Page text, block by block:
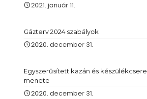
2021. január 11.
Gázterv 2024 szabályok
2020. december 31.
Egyszerűsített kazán és készülékcsere
menete
2020. december 31.